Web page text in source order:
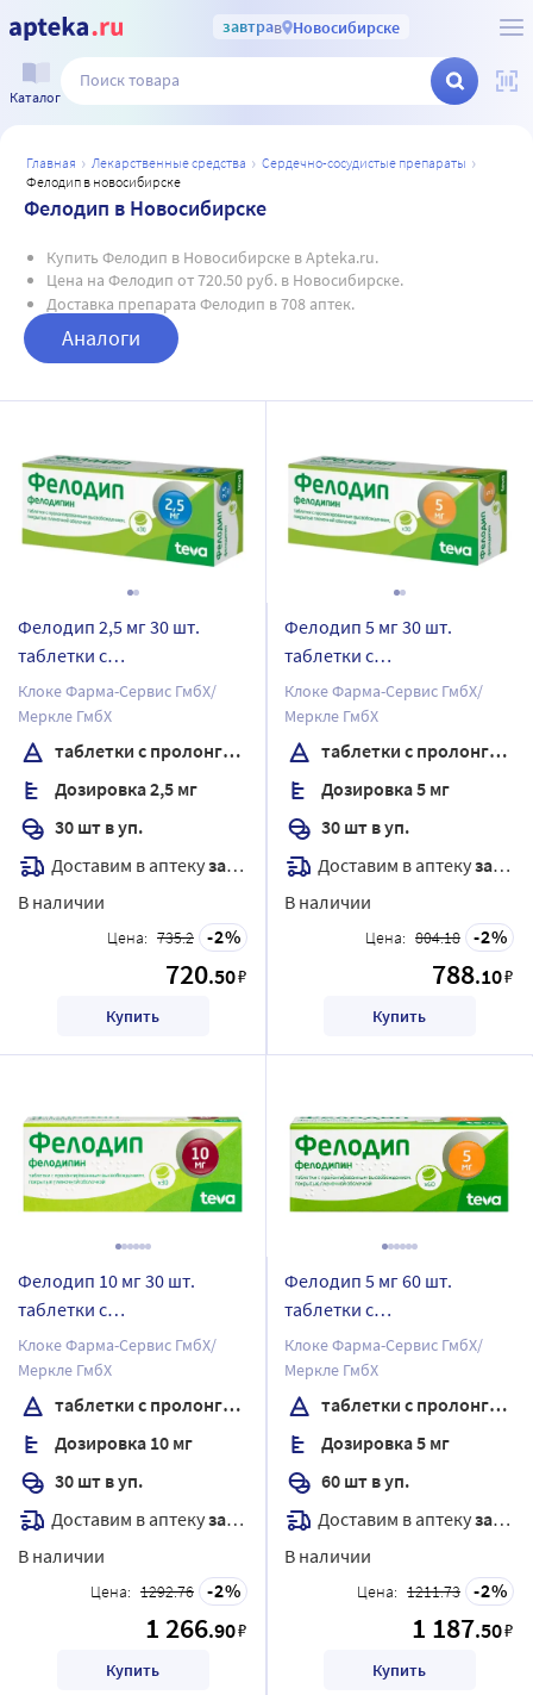
завтрав Новосибирске
Каталог
главная лекарственные средства
сердечно-сосудистые препараты
фелодип в новосибирске
Фелодип в Новосибирске
Купить Фелодип в Новосибирске в Apteka.ru.
Цена на Фелодип от 720.50 руб. в Новосибирске.
Доставка препарата Фелодип в 708 аптек.
Аналоги
Фелодип 2,5 мг 30 шт.
таблетки с
пролонгированным
высвобождением,
покрытые пленочной
оболочкой
Клоке Фарма-Сервис ГмбХ/
Меркле ГмбХ
таблетки с пролонгированным высвобождением, покрытые пленочной оболочкой
Дозировка 2,5 мг
30 шт в уп.
Доставим в аптекузавтра
В наличии
Цена: 735.2 2
720.50₽
Купить
Фелодип 5 мг 30 шт.
таблетки с
пролонгированным
высвобождением,
покрытые пленочной
оболочкой
Клоке Фарма-Сервис ГмбХ/
Меркле ГмбХ
таблетки с пролонгированным высвобождением, покрытые пленочной оболочкой
Дозировка 5 мг
30 шт в уп.
Доставим в аптекузавтра
В наличии
Цена: 804.18 2
788.10₽
Купить
Фелодип 10 мг 30 шт.
таблетки с
пролонгированным
высвобождением,
покрытые пленочной
оболочкой
Клоке Фарма-Сервис ГмбХ/
Меркле ГмбХ
таблетки с пролонгированным высвобождением, покрытые пленочной оболочкой
Дозировка 10 мг
30 шт в уп.
Доставим в аптекузавтра
В наличии
Цена: 1292.76 2
1 266.90₽
Купить
Фелодип 5 мг 60 шт.
таблетки с
пролонгированным
высвобождением,
покрытые пленочной
оболочкой
Клоке Фарма-Сервис ГмбХ/
Меркле ГмбХ
таблетки с пролонгированным высвобождением, покрытые пленочной оболочкой
Дозировка 5 мг
60 шт в уп.
Доставим в аптекузавтра
В наличии
Цена: 1211.73 2
1 187.50₽
Купить